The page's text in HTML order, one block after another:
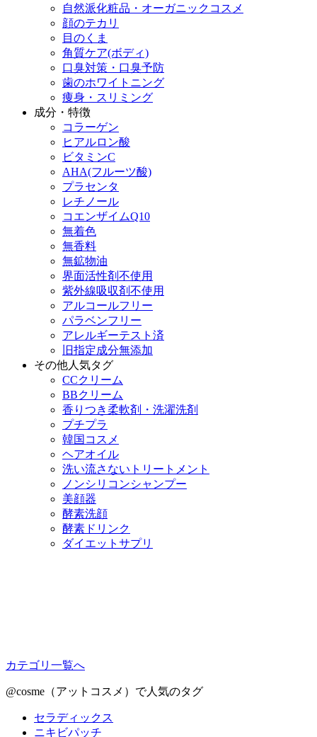
自然派化粧品・オーガニックコスメ
顔のテカリ
目のくま
角質ケア(ボディ)
口臭対策・口臭予防
歯のホワイトニング
痩身・スリミング
成分・特徴
コラーゲン
ヒアルロン酸
ビタミンC
AHA(フルーツ酸)
プラセンタ
レチノール
コエンザイムQ10
無着色
無香料
無鉱物油
界面活性剤不使用
紫外線吸収剤不使用
アルコールフリー
パラベンフリー
アレルギーテスト済
旧指定成分無添加
その他人気タグ
CCクリーム
BBクリーム
香りつき柔軟剤・洗濯洗剤
プチプラ
韓国コスメ
ヘアオイル
洗い流さないトリートメント
ノンシリコンシャンプー
美顔器
酵素洗顔
酵素ドリンク
ダイエットサプリ
カテゴリ一覧へ
@cosme（アットコスメ）で人気のタグ
セラディックス
ニキビパッチ